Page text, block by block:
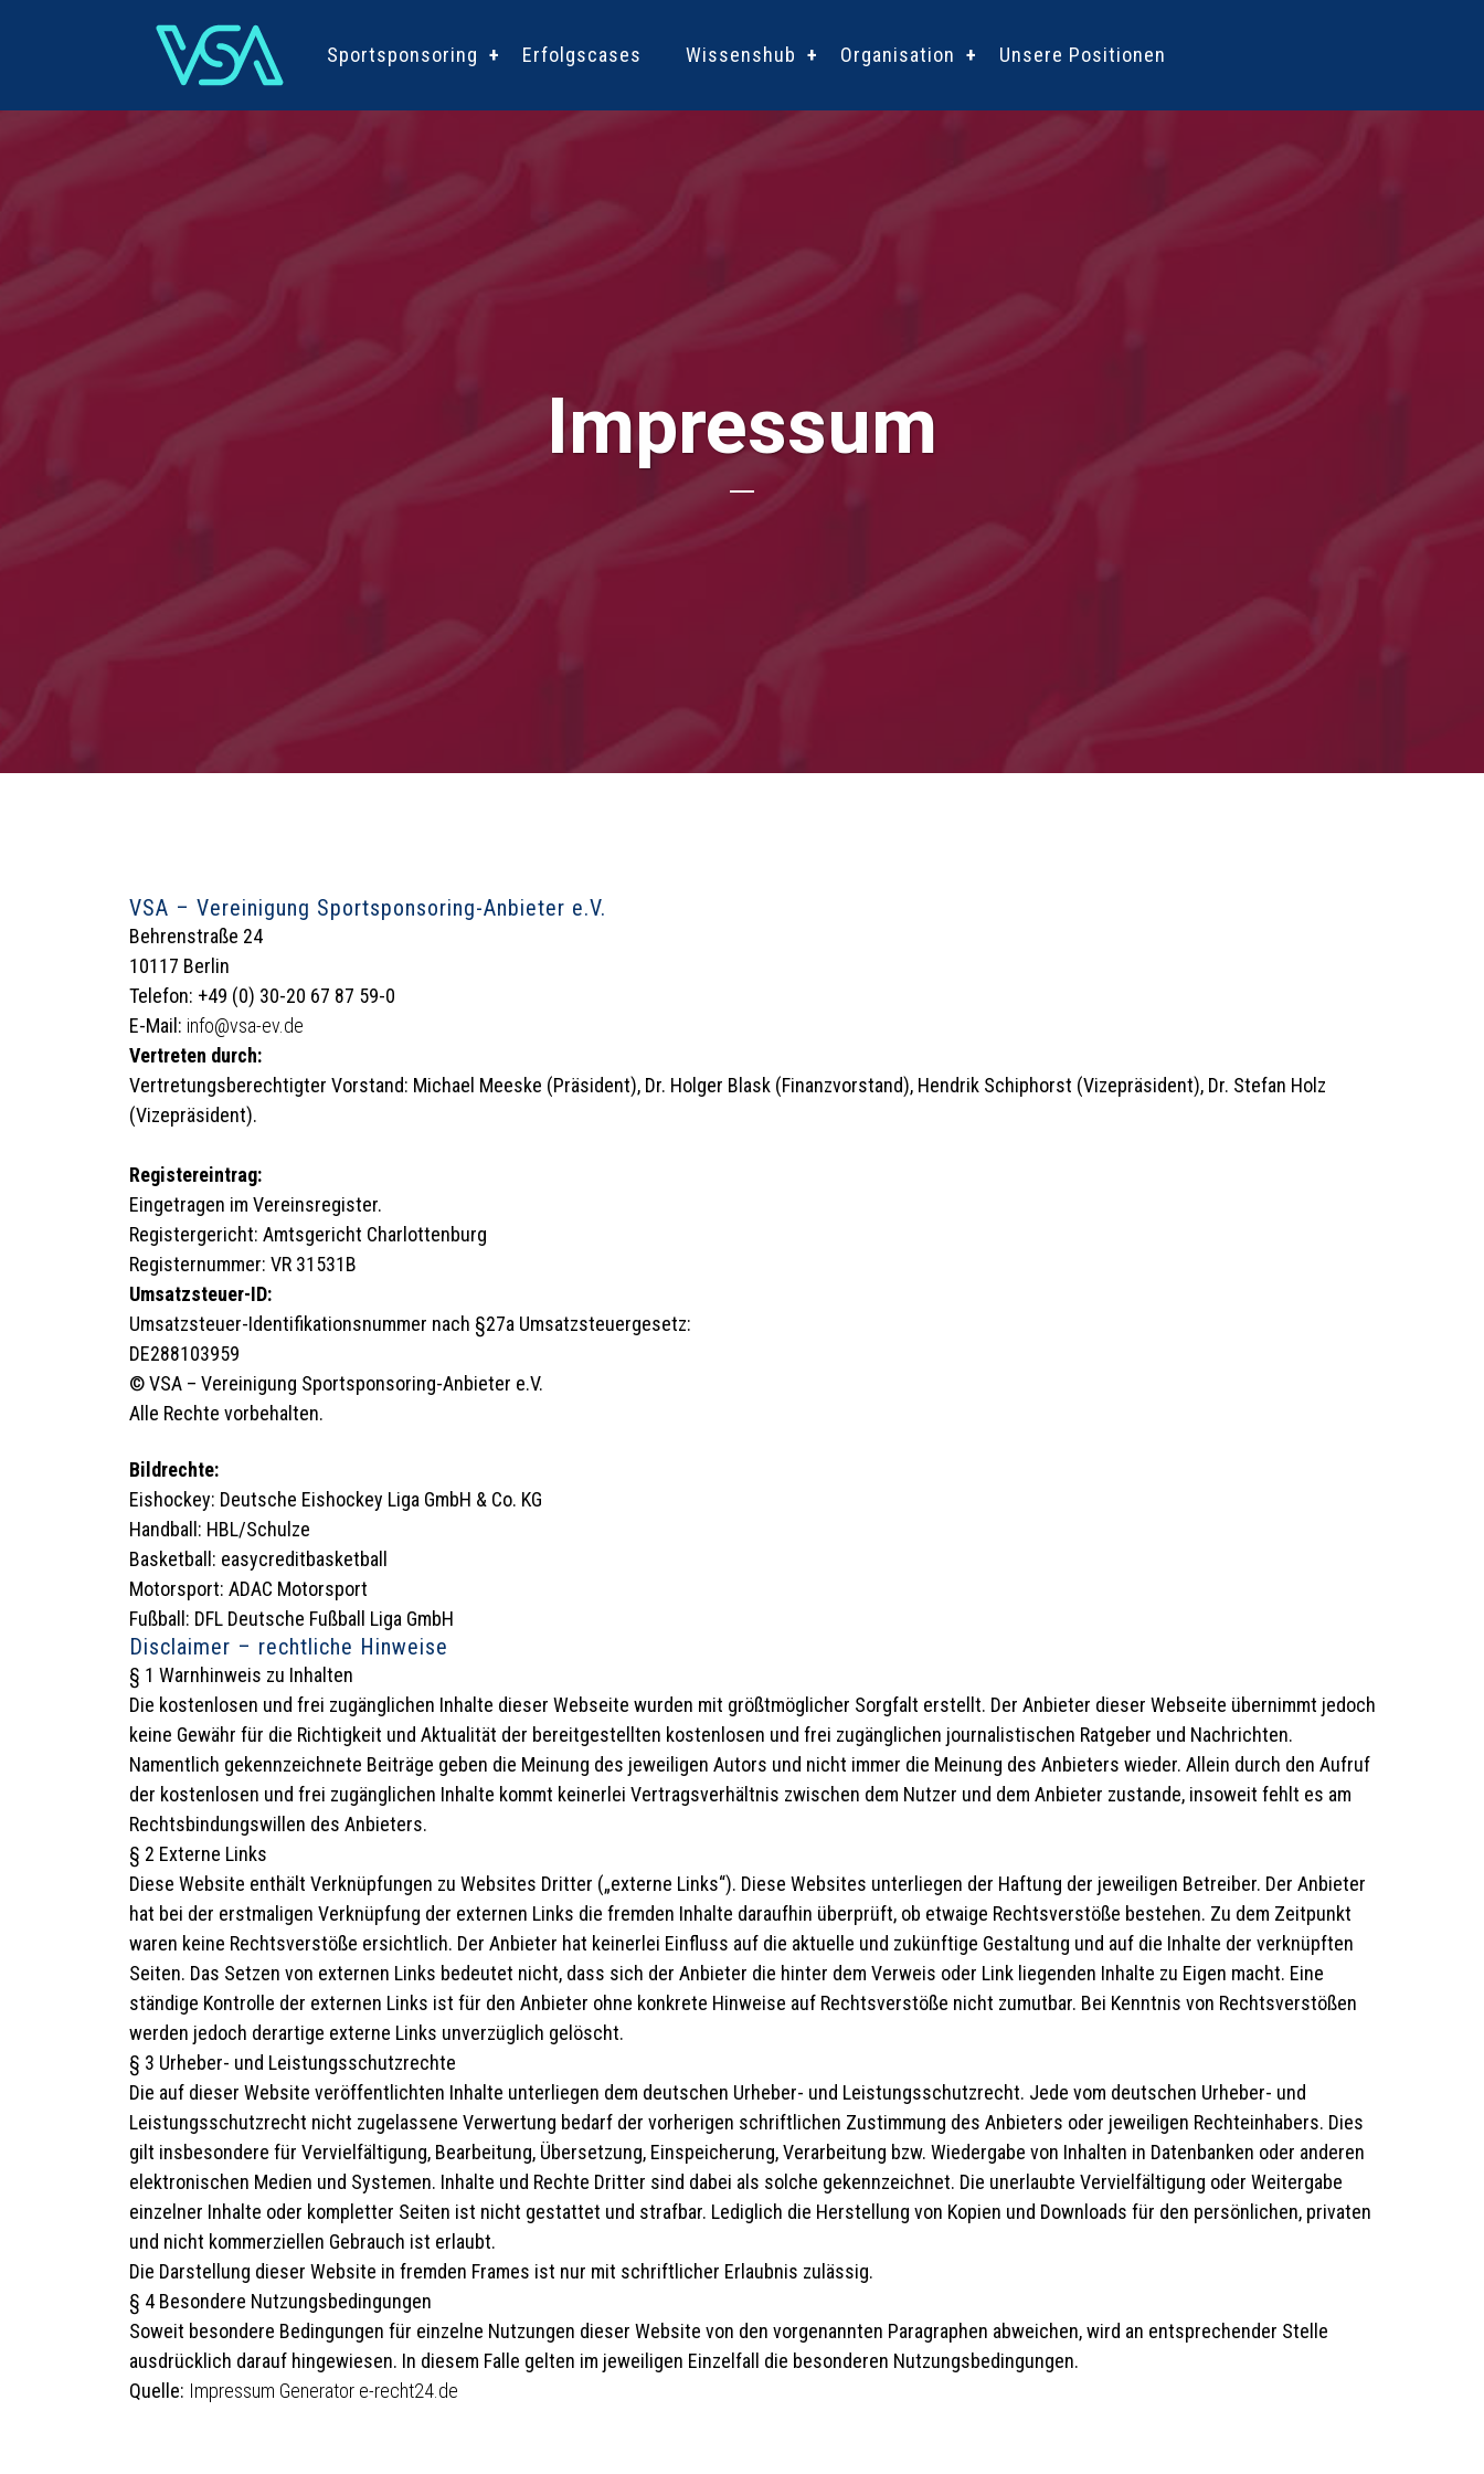
Sportsponsoring Erfolgscases Wissenshub Organisation Unsere Positionen
Impressum
VSA – Vereinigung Sportsponsoring-Anbieter e.V.
Behrenstraße 24
10117 Berlin
Telefon: +49 (0) 30-20 67 87 59-0
E-Mail: info@vsa-ev.de
Vertreten durch:
Vertretungsberechtigter Vorstand: Michael Meeske (Präsident), Dr. Holger Blask (Finanzvorstand), Hendrik Schiphorst (Vizepräsident), Dr. Stefan Holz
(Vizepräsident).
Registereintrag:
Eingetragen im Vereinsregister.
Registergericht: Amtsgericht Charlottenburg
Registernummer: VR 31531B
Umsatzsteuer-ID:
Umsatzsteuer-Identifikationsnummer nach §27a Umsatzsteuergesetz:
DE288103959
© VSA – Vereinigung Sportsponsoring-Anbieter e.V.
Alle Rechte vorbehalten.
Bildrechte:
Eishockey: Deutsche Eishockey Liga GmbH & Co. KG
Handball: HBL/Schulze
Basketball: easycreditbasketball
Motorsport: ADAC Motorsport
Fußball: DFL Deutsche Fußball Liga GmbH
Disclaimer – rechtliche Hinweise
§ 1 Warnhinweis zu Inhalten
Die kostenlosen und frei zugänglichen Inhalte dieser Webseite wurden mit größtmöglicher Sorgfalt erstellt. Der Anbieter dieser Webseite übernimmt jedoch
keine Gewähr für die Richtigkeit und Aktualität der bereitgestellten kostenlosen und frei zugänglichen journalistischen Ratgeber und Nachrichten.
Namentlich gekennzeichnete Beiträge geben die Meinung des jeweiligen Autors und nicht immer die Meinung des Anbieters wieder. Allein durch den Aufruf
der kostenlosen und frei zugänglichen Inhalte kommt keinerlei Vertragsverhältnis zwischen dem Nutzer und dem Anbieter zustande, insoweit fehlt es am
Rechtsbindungswillen des Anbieters.
§ 2 Externe Links
Diese Website enthält Verknüpfungen zu Websites Dritter („externe Links“). Diese Websites unterliegen der Haftung der jeweiligen Betreiber. Der Anbieter
hat bei der erstmaligen Verknüpfung der externen Links die fremden Inhalte daraufhin überprüft, ob etwaige Rechtsverstöße bestehen. Zu dem Zeitpunkt
waren keine Rechtsverstöße ersichtlich. Der Anbieter hat keinerlei Einfluss auf die aktuelle und zukünftige Gestaltung und auf die Inhalte der verknüpften
Seiten. Das Setzen von externen Links bedeutet nicht, dass sich der Anbieter die hinter dem Verweis oder Link liegenden Inhalte zu Eigen macht. Eine
ständige Kontrolle der externen Links ist für den Anbieter ohne konkrete Hinweise auf Rechtsverstöße nicht zumutbar. Bei Kenntnis von Rechtsverstößen
werden jedoch derartige externe Links unverzüglich gelöscht.
§ 3 Urheber- und Leistungsschutzrechte
Die auf dieser Website veröffentlichten Inhalte unterliegen dem deutschen Urheber- und Leistungsschutzrecht. Jede vom deutschen Urheber- und
Leistungsschutzrecht nicht zugelassene Verwertung bedarf der vorherigen schriftlichen Zustimmung des Anbieters oder jeweiligen Rechteinhabers. Dies
gilt insbesondere für Vervielfältigung, Bearbeitung, Übersetzung, Einspeicherung, Verarbeitung bzw. Wiedergabe von Inhalten in Datenbanken oder anderen
elektronischen Medien und Systemen. Inhalte und Rechte Dritter sind dabei als solche gekennzeichnet. Die unerlaubte Vervielfältigung oder Weitergabe
einzelner Inhalte oder kompletter Seiten ist nicht gestattet und strafbar. Lediglich die Herstellung von Kopien und Downloads für den persönlichen, privaten
und nicht kommerziellen Gebrauch ist erlaubt.
Die Darstellung dieser Website in fremden Frames ist nur mit schriftlicher Erlaubnis zulässig.
§ 4 Besondere Nutzungsbedingungen
Soweit besondere Bedingungen für einzelne Nutzungen dieser Website von den vorgenannten Paragraphen abweichen, wird an entsprechender Stelle
ausdrücklich darauf hingewiesen. In diesem Falle gelten im jeweiligen Einzelfall die besonderen Nutzungsbedingungen.
Quelle: Impressum Generator e-recht24.de